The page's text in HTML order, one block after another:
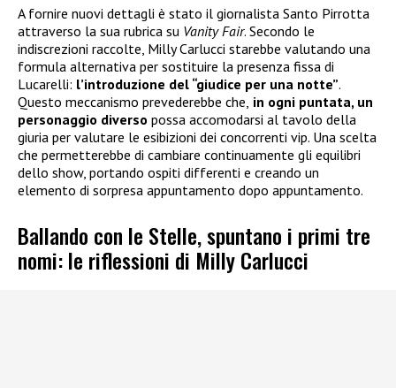
A fornire nuovi dettagli è stato il giornalista Santo Pirrotta
attraverso la sua rubrica su Vanity Fair. Secondo le
indiscrezioni raccolte, Milly Carlucci starebbe valutando una
formula alternativa per sostituire la presenza fissa di
Lucarelli: l’introduzione del “giudice per una notte”.
Questo meccanismo prevederebbe che, in ogni puntata, un
personaggio diverso possa accomodarsi al tavolo della
giuria per valutare le esibizioni dei concorrenti vip. Una scelta
che permetterebbe di cambiare continuamente gli equilibri
dello show, portando ospiti differenti e creando un
elemento di sorpresa appuntamento dopo appuntamento.
Ballando con le Stelle, spuntano i primi tre
nomi: le riflessioni di Milly Carlucci